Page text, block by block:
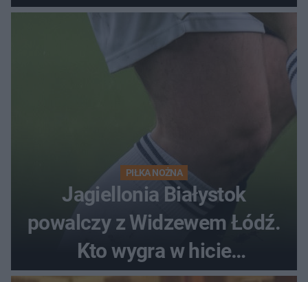
PIŁKA NOŻNA
Jagiellonia Białystok
powalczy z Widzewem Łódź.
Kto wygra w hicie